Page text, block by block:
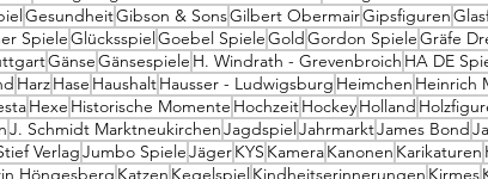
GesundheitGibson & SonsGilbert ObermairGipsfiguren
SpieleGlücksspielGoebel SpieleGoldGordon SpieleGräfe
GänseGänsespiele H. Windrath - Grevenbroich HA DE
HarzHase HaushaltHausser - Ludwigsburg Heimchen Heinrich
Hexe Historische Momente HochzeitHockeyHolland
J. Schmidt MarktneukirchenJagdspielJahrmarktJames Bond
VerlagJumbo SpieleJägerKYS KameraKanonen Karikaturen
Höngesberg Katzen KegelspielKindheitserinnerungen Kirmes